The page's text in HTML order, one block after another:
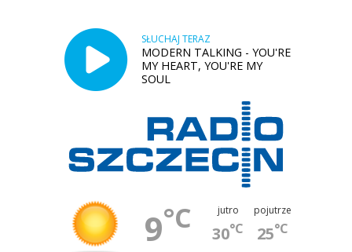
SŁUCHAJ TERAZ
MODERN TALKING - YOU'RE
MY HEART, YOU'RE MY
SOUL
9°C jutro
30°C
pojutrze
25°C